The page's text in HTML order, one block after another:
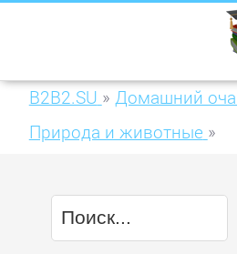
B2B2.SU » Домашний
Природа и животные »